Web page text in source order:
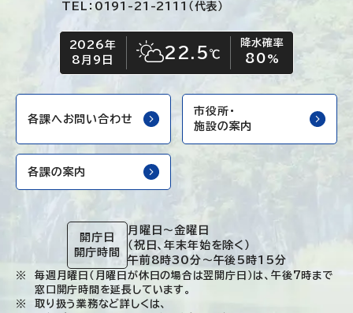
TEL：0191-21-2111（代表）
今日の日付
2026年
8月9日
今日の天気
晴れ時々くもり
22.5 ℃
降水確率
80 %
各課へお問い合わせ
市役所・
施設の案内
各課の案内
開庁日
開庁時間
月曜日～金曜日
（祝日、年末年始を除く）
午前8時30分～午後5時15分
毎週月曜日（月曜日が休日の場合は翌開庁日）は、午後7時まで
窓口開庁時間を延長しています。
取り扱う業務など詳しくは、